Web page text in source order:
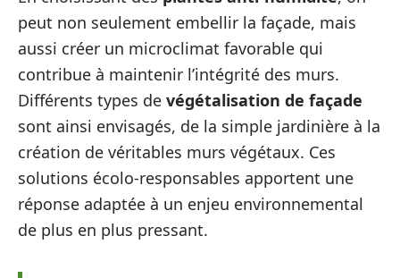
peut non seulement embellir la façade, mais
aussi créer un microclimat favorable qui
contribue à maintenir l’intégrité des murs.
Différents types de végétalisation de façade
sont ainsi envisagés, de la simple jardinière à la
création de véritables murs végétaux. Ces
solutions écolo-responsables apportent une
réponse adaptée à un enjeu environnemental
de plus en plus pressant.